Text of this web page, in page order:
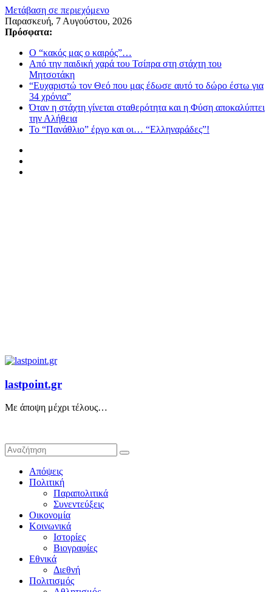
Μετάβαση σε περιεχόμενο
Παρασκευή, 7 Αυγούστου, 2026
Πρόσφατα:
Ο “κακός μας ο καιρός”…
Από την παιδική χαρά του Τσίπρα στη στάχτη του
Μητσοτάκη
“Ευχαριστώ τον Θεό που μας έδωσε αυτό το δώρο έστω για
34 χρόνια”
Όταν η στάχτη γίνεται σταθερότητα και η Φύση αποκαλύπτει
την Αλήθεια
Το “Πανάθλιο” έργο και οι… “Ελληναράδες”!
lastpoint.gr
Με άποψη μέχρι τέλους…
Απόψεις
Πολιτική
Παραπολιτικά
Συνεντεύξεις
Οικονομία
Κοινωνικά
Ιστορίες
Βιογραφίες
Εθνικά
Διεθνή
Πολιτισμός